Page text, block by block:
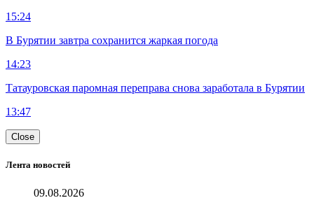
15:24
В Бурятии завтра сохранится жаркая погода
14:23
Татауровская паромная переправа снова заработала в Бурятии
13:47
Close
Лента новостей
09.08.2026